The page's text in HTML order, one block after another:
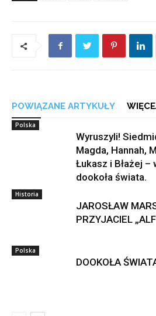
POWIĄZANE ARTYKUŁY
Polska
Wyruszyli!
Magda, Hannah,
Łukasz i Błażej –
dookoła świata.
Historia
JAROSŁAW
PRZYJACIEL
Polska
DOOKOŁA